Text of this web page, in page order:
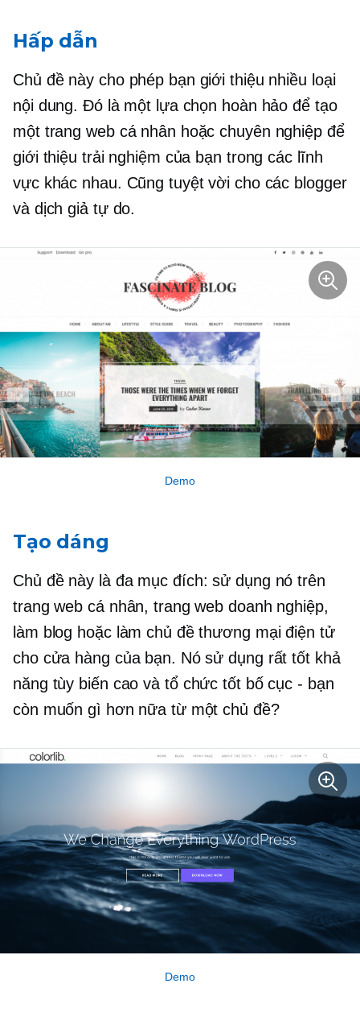
Hấp dẫn
Chủ đề này cho phép bạn giới thiệu nhiều loại
nội dung. Đó là một lựa chọn hoàn hảo để tạo
một trang web cá nhân hoặc chuyên nghiệp để
giới thiệu trải nghiệm của bạn trong các lĩnh
vực khác nhau. Cũng tuyệt vời cho các blogger
và dịch giả tự do.
Demo
Tạo dáng
Chủ đề này là đa mục đích: sử dụng nó trên
trang web cá nhân, trang web doanh nghiệp,
làm blog hoặc làm chủ đề thương mại điện tử
cho cửa hàng của bạn. Nó sử dụng rất tốt khả
năng tùy biến cao và tổ chức tốtbố cục - bạn
còn muốn gì hơn nữa từ một chủ đề?
Demo